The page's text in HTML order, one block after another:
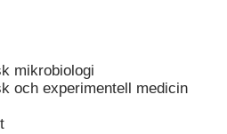
mikrobiologi
och experimentell medicin